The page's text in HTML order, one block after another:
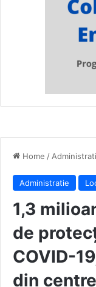
Home /
Administratie
1,3
de
COVID-
din